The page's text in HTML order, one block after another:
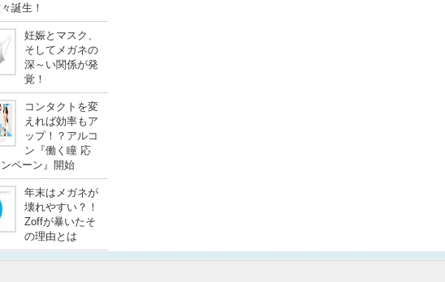
誕生！
妊娠とマスク、
そしてメガネの
深～い関係が発
覚！
コンタクトを変
えれば効率もア
ップ！？アルコ
ン『働く瞳 応
ペーン』開始
年末はメガネが
壊れやすい？！
Zoffが暴いたそ
の理由とは